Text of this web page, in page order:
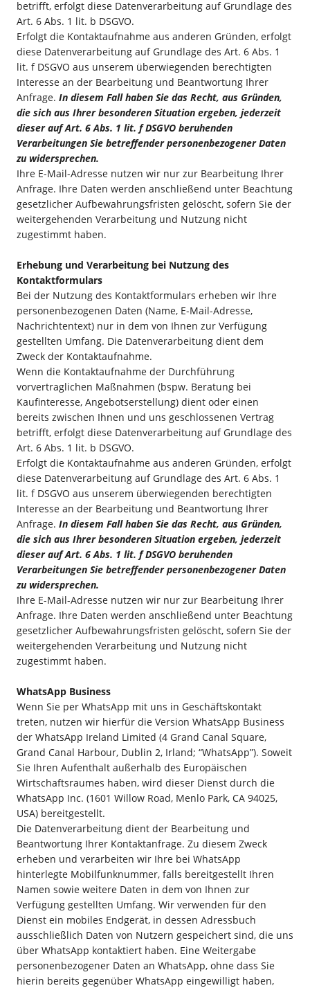
betrifft, erfolgt diese Datenverarbeitung auf Grundlage des
Art. 6 Abs. 1 lit. b DSGVO.
Erfolgt die Kontaktaufnahme aus anderen Gründen, erfolgt
diese Datenverarbeitung auf Grundlage des Art. 6 Abs. 1
lit. f DSGVO aus unserem überwiegenden berechtigten
Interesse an der Bearbeitung und Beantwortung Ihrer
Anfrage. In diesem Fall haben Sie das Recht, aus Gründen,
die sich aus Ihrer besonderen Situation ergeben, jederzeit
dieser auf Art. 6 Abs. 1 lit. f DSGVO beruhenden
Verarbeitungen Sie betreffender personenbezogener Daten
zu widersprechen.
Ihre E-Mail-Adresse nutzen wir nur zur Bearbeitung Ihrer
Anfrage. Ihre Daten werden anschließend unter Beachtung
gesetzlicher Aufbewahrungsfristen gelöscht, sofern Sie der
weitergehenden Verarbeitung und Nutzung nicht
zugestimmt haben.
Erhebung und Verarbeitung bei Nutzung des
Kontaktformulars
Bei der Nutzung des Kontaktformulars erheben wir Ihre
personenbezogenen Daten (Name, E-Mail-Adresse,
Nachrichtentext) nur in dem von Ihnen zur Verfügung
gestellten Umfang. Die Datenverarbeitung dient dem
Zweck der Kontaktaufnahme.
Wenn die Kontaktaufnahme der Durchführung
vorvertraglichen Maßnahmen (bspw. Beratung bei
Kaufinteresse, Angebotserstellung) dient oder einen
bereits zwischen Ihnen und uns geschlossenen Vertrag
betrifft, erfolgt diese Datenverarbeitung auf Grundlage des
Art. 6 Abs. 1 lit. b DSGVO.
Erfolgt die Kontaktaufnahme aus anderen Gründen, erfolgt
diese Datenverarbeitung auf Grundlage des Art. 6 Abs. 1
lit. f DSGVO aus unserem überwiegenden berechtigten
Interesse an der Bearbeitung und Beantwortung Ihrer
Anfrage. In diesem Fall haben Sie das Recht, aus Gründen,
die sich aus Ihrer besonderen Situation ergeben, jederzeit
dieser auf Art. 6 Abs. 1 lit. f DSGVO beruhenden
Verarbeitungen Sie betreffender personenbezogener Daten
zu widersprechen.
Ihre E-Mail-Adresse nutzen wir nur zur Bearbeitung Ihrer
Anfrage. Ihre Daten werden anschließend unter Beachtung
gesetzlicher Aufbewahrungsfristen gelöscht, sofern Sie der
weitergehenden Verarbeitung und Nutzung nicht
zugestimmt haben.
WhatsApp Business
Wenn Sie per WhatsApp mit uns in Geschäftskontakt
treten, nutzen wir hierfür die Version WhatsApp Business
der WhatsApp Ireland Limited (4 Grand Canal Square,
Grand Canal Harbour, Dublin 2, Irland; “WhatsApp”). Soweit
Sie Ihren Aufenthalt außerhalb des Europäischen
Wirtschaftsraumes haben, wird dieser Dienst durch die
WhatsApp Inc. (1601 Willow Road, Menlo Park, CA 94025,
USA) bereitgestellt.
Die Datenverarbeitung dient der Bearbeitung und
Beantwortung Ihrer Kontaktanfrage. Zu diesem Zweck
erheben und verarbeiten wir Ihre bei WhatsApp
hinterlegte Mobilfunknummer, falls bereitgestellt Ihren
Namen sowie weitere Daten in dem von Ihnen zur
Verfügung gestellten Umfang. Wir verwenden für den
Dienst ein mobiles Endgerät, in dessen Adressbuch
ausschließlich Daten von Nutzern gespeichert sind, die uns
über WhatsApp kontaktiert haben. Eine Weitergabe
personenbezogener Daten an WhatsApp, ohne dass Sie
hierin bereits gegenüber WhatsApp eingewilligt haben,